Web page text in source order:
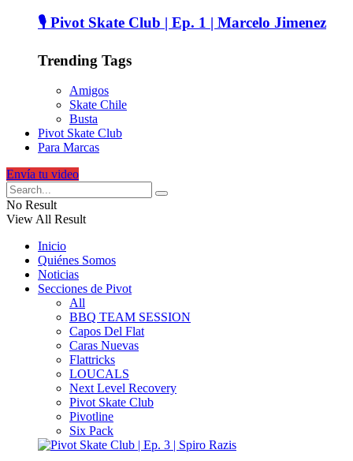
🎙️ Pivot Skate Club | Ep. 1 | Marcelo Jimenez
Trending Tags
Amigos
Skate Chile
Busta
Pivot Skate Club
Para Marcas
Envía tu video
No Result
View All Result
Inicio
Quiénes Somos
Noticias
Secciones de Pivot
All
BBQ TEAM SESSION
Capos Del Flat
Caras Nuevas
Flattricks
LOUCALS
Next Level Recovery
Pivot Skate Club
Pivotline
Six Pack